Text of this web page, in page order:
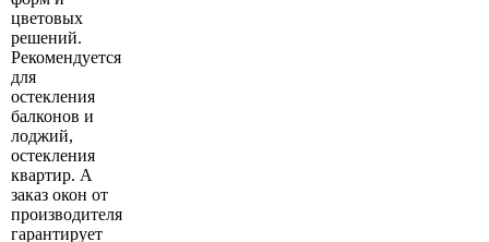
цветовых
решений.
Рекомендуется
для
остекления
балконов и
лоджий,
остекления
квартир. А
заказ окон от
производителя
гарантирует